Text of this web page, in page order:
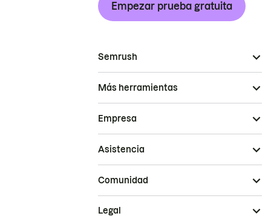
Empezar prueba gratuita
Semrush
Más herramientas
Empresa
Asistencia
Comunidad
Legal